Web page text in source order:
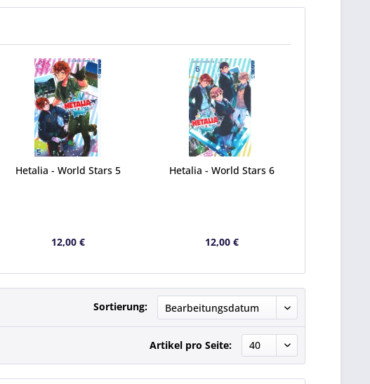
Hetalia - World Stars 5
12,00 €
Hetalia - World Stars 6
12,00 €
Sortierung:
Artikel pro Seite: